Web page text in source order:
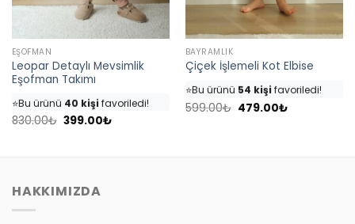
EŞOFMAN
Leopar Detaylı Mevsimlik
Eşofman Takımı
👀Şu an35 kişiinceliyor!
⭐️Bu ürünü 40 kişi favoriledi!
🛒18 kişisepetine ekledi!
830.00₺ Orijinal
399.00₺Şu
BAYRAMLIK
Çiçek İşlemeli Kot Elbise
👀Şu an46 kişi inceliyor!
⭐️Bu ürünü 54 kişi favoriledi!
🛒25 kişisepetine ekledi!
599.00₺ Orijinal
479.00₺Şu
HAKKIMIZDA